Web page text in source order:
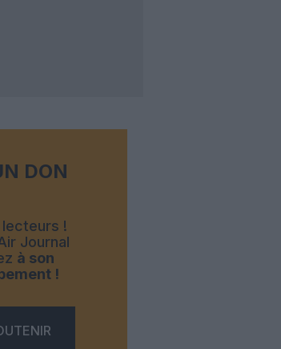
DON
!
Journal
à son
!